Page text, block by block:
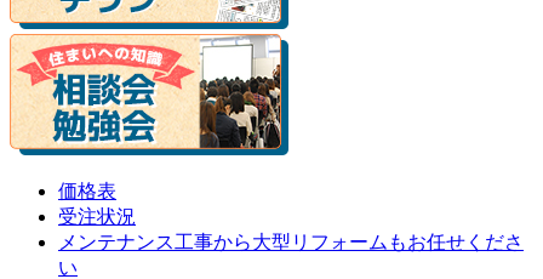
価格表
受注状況
メンテナンス工事から大型リフォームもお任せくださ
い